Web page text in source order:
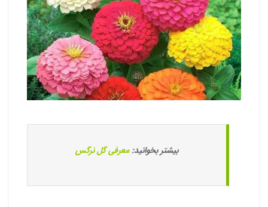
بیشتر بخوانید: معرفی گل نرگس